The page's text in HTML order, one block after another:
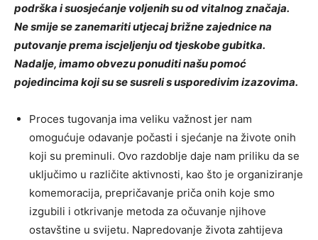
podrška i suosjećanje voljenih su od vitalnog značaja.
Ne smije se zanemariti utjecaj brižne zajednice na
putovanje prema iscjeljenju od tjeskobe gubitka.
Nadalje, imamo obvezu ponuditi našu pomoć
pojedincima koji su se susreli s usporedivim izazovima.
Proces tugovanja ima veliku važnost jer nam
omogućuje odavanje počasti i sjećanje na živote onih
koji su preminuli. Ovo razdoblje daje nam priliku da se
uključimo u različite aktivnosti, kao što je organiziranje
komemoracija, prepričavanje priča onih koje smo
izgubili i otkrivanje metoda za očuvanje njihove
ostavštine u svijetu. Napredovanje života zahtijeva